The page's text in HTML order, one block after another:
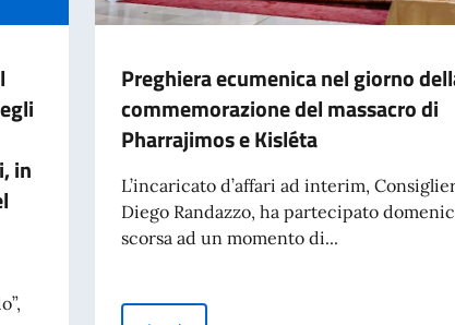
in
Preghiera ecumenica nel giorno
commemorazione del massacro di
Pharrajimos e Kisléta
L’incaricato d’affari ad interim,
Diego Randazzo, ha partecipato
scorsa ad un momento di...